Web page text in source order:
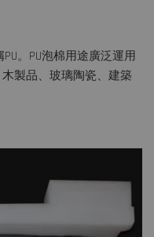
。PU泡棉用途廣泛運用
製品、玻璃陶瓷、建築